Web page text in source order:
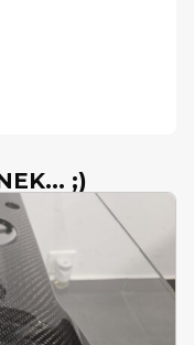
;)